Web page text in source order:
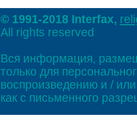
© 1991-2018 Interfax,
All rights reserved
Вся информация,
только для
воспроизведению и /
как с письменного